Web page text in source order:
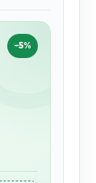
−5%